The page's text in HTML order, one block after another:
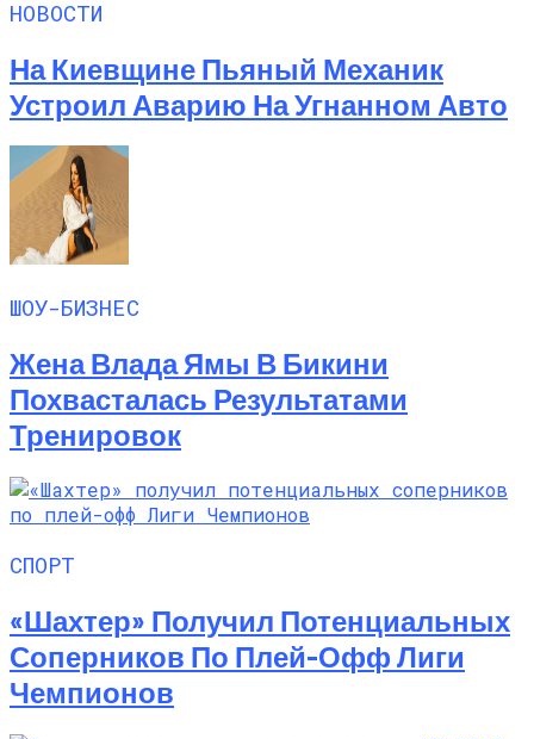
НОВОСТИ
На Киевщине Пьяный Механик
Устроил Аварию На Угнанном Авто
ШОУ-БИЗНЕС
Жена Влада Ямы В Бикини
Похвасталась Результатами
Тренировок
СПОРТ
«Шахтер» Получил Потенциальных
Соперников По Плей-Офф Лиги
Чемпионов